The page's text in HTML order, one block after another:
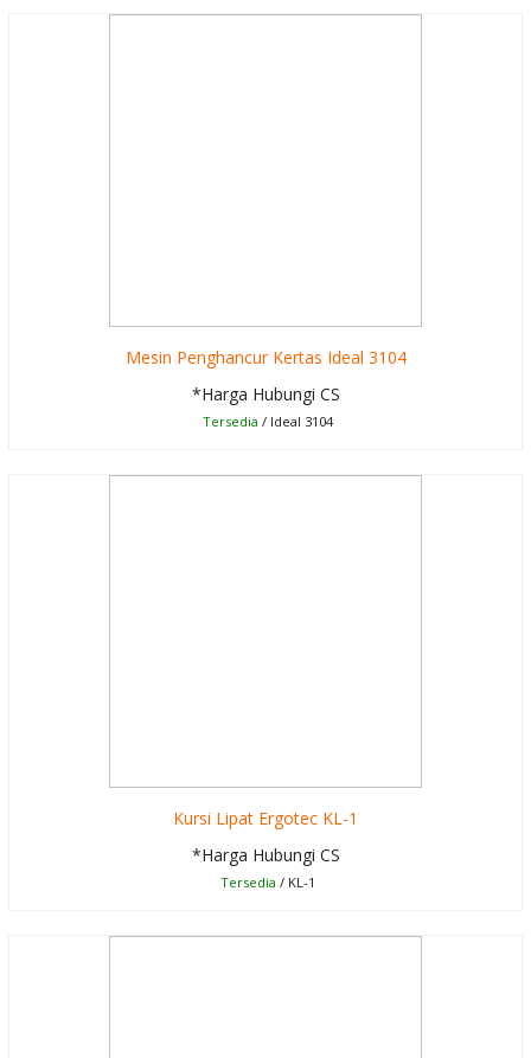
Mesin Penghancur Kertas Ideal 3104
*Harga Hubungi CS
Tersedia / Ideal 3104
Kursi Lipat Ergotec KL-1
*Harga Hubungi CS
Tersedia / KL-1